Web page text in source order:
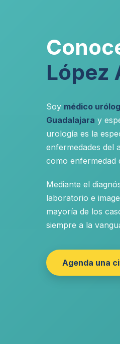
López
Soy médico
Guadalajara y
urología es la
enfermedades del
como enfermedad
Mediante el
laboratorio e
mayoría de los
siempre a la
Agenda una